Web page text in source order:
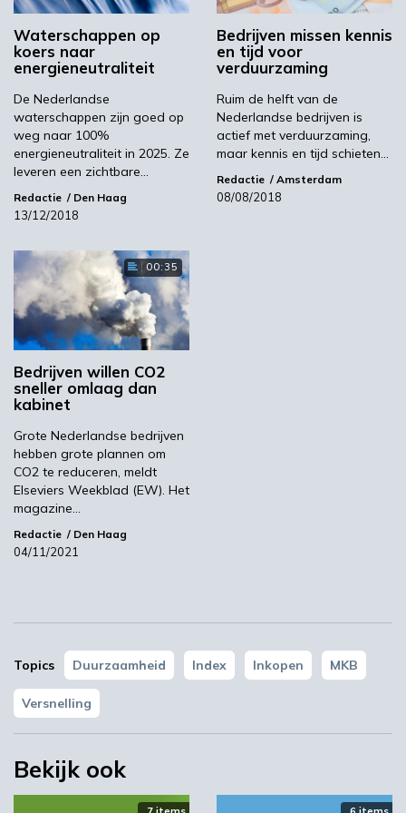
aanhoudende verstoringen in de
toeleveringsketen komen
duurzaamheidsrisico’s meer in de schijnwerpers
van hun sociale en milieuverplichtingen
heroverwegen”, aldus Pierre-Francois Thaler,
medeoprichter en co-CEO van EcoVadis. “We
zien dat de verbetering versnelt naarmate
bedrijven binnen ons netwerk verder komen in
hun duurzaamheidsreizen.”
Hoewel de scores voor Duurzame inkoop
historisch gezien waren gedaald, zag dit
thema dit jaar een stijging van 1,2 punten ten
opzichte van 2020 (respectievelijk 38,8 vs
37,6). De prestaties inzake arbeid en
mensenrechten waren het hoogst van alle
thema’s met een gemiddelde score van 52,2. In
sommige sectoren zijn er echter nog zwakke
punten in de zorgvuldigheid op het gebied van
de mensenrechten. Slechts 11% van de
bedrijven voerde in 2021 een
leveranciersbeoordeling en 5% een interne
risicobeoordeling van kinder- en dwangarbeid
uit.
Brits adviesbureau Simply Sustainable breidt uit
Waterschappen op
koers naar
energieneutraliteit
De Nederlandse
waterschappen zijn goed op
weg naar 100%
energieneutraliteit in 2025. Ze
leveren een zichtbare…
Redactie Den Haag
13/12/2018
Bedrijven missen kennis
en tijd voor
verduurzaming
Ruim de helft van de
Nederlandse bedrijven is
actief met verduurzaming,
maar kennis en tijd schieten…
Redactie Amsterdam
08/08/2018
00:35
Bedrijven willen CO2
sneller omlaag dan
kabinet
Grote Nederlandse bedrijven
hebben grote plannen om
CO2 te reduceren, meldt
Elseviers Weekblad (EW). Het
magazine…
Redactie Den Haag
04/11/2021
Topics Duurzaamheid Index Inkopen MKB
Versnelling
Bekijk ook